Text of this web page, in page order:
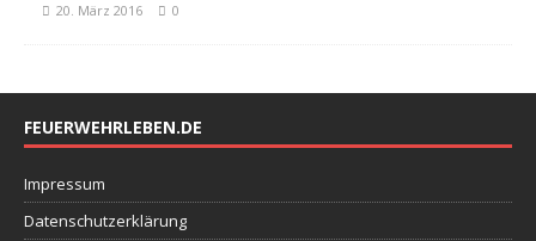
20. März 2016 0
FEUERWEHRLEBEN.DE
Impressum
Datenschutzerklärung